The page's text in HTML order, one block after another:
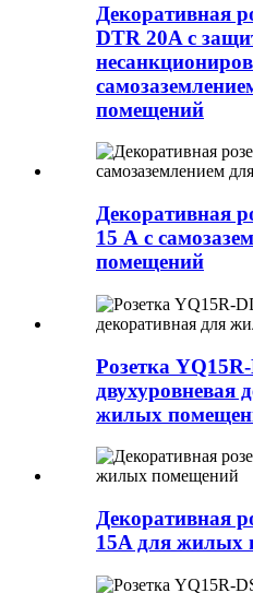
Декоративная
DTR 20A с
помещений
Декоративная
15 А с
помещений
Розетка
двухуровневая
жилых
Декоративная
15A для жилых